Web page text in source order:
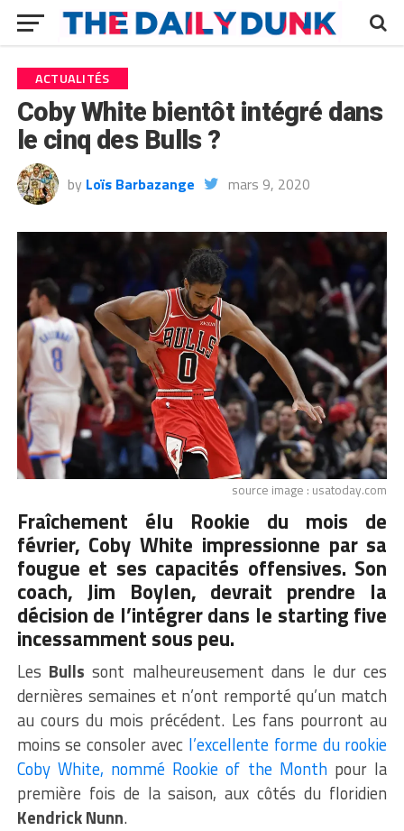
ACTUALITÉS
Coby White bientôt intégré dans
le cinq des Bulls ?
by Loïs Barbazange mars 9, 2020
source image : usatoday.com
Fraîchement élu Rookie du mois de
février, Coby White impressionne par sa
fougue et ses capacités offensives. Son
coach, Jim Boylen, devrait prendre la
décision de l’intégrer dans le starting five
incessamment sous peu.
Les Bulls sont malheureusement dans le dur ces
dernières semaines et n’ont remporté qu’un match
au cours du mois précédent. Les fans pourront au
moins se consoler avec l’excellente forme du rookie
Coby White, nommé Rookie of the Monthpour la
première fois de la saison, aux côtés du floridien
Kendrick Nunn.